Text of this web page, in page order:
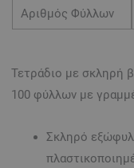
με
Αριθμός Φύλλων
Τετράδιο με σκληρή
100 φύλλων με
Σκληρό